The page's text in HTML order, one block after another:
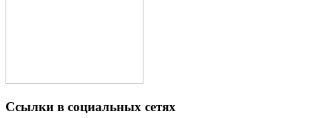
Ссылки в социальных сетях